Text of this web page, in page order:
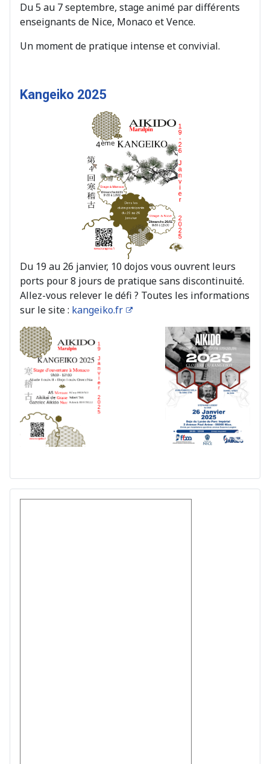
Du 5 au 7 septembre, stage animé par différents
enseignants de Nice, Monaco et Vence.
Un moment de pratique intense et convivial.
Kangeiko 2025
Du 19 au 26 janvier, 10 dojos vous ouvrent leurs
ports pour 8 jours de pratique sans discontinuité.
Allez-vous relever le défi ? Toutes les informations
sur le site : kangeiko.fr